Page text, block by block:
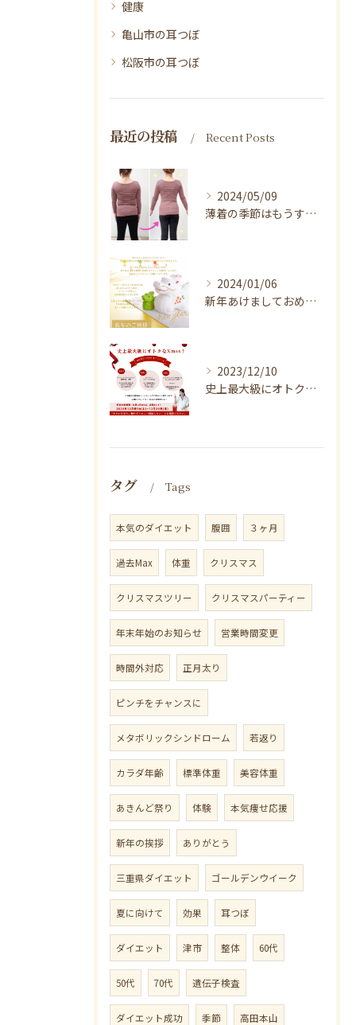
健康
亀山市の耳つぼ
松阪市の耳つぼ
最近の投稿 Recent Posts
2024/05/09
薄着の季節はもうすぐそこ！
2024/01/06
新年あけましておめでとうございます
2023/12/10
史上最大級にオトクなXmas！
タグ Tags
本気のダイエット 腹囲 ３ヶ月
過去Max 体重 クリスマス
クリスマスツリー クリスマスパーティー
年末年始のお知らせ 営業時間変更
時間外対応 正月太り
ピンチをチャンスに
メタボリックシンドローム 若返り
カラダ年齢 標準体重 美容体重
あきんど祭り 体験 本気痩せ応援
新年の挨拶 ありがとう
三重県ダイエット ゴールデンウイーク
夏に向けて 効果 耳つぼ
ダイエット 津市 整体 60代
50代 70代 遺伝子検査
ダイエット成功 季節 高田本山